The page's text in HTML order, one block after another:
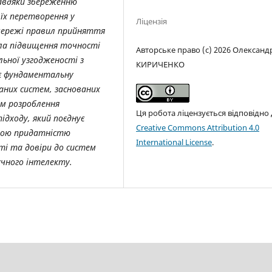
перетворення у
правил прийняття
підвищення точності
узгодженості з
фундаментальну
систем, заснованих
розроблення
який поєднує
придатністю
та довіри до систем
інтелекту.
Ліцензія
Авторське право (c) 2026
КИРИЧЕНКО
Ця робота ліцензується відповідно
Creative Commons Attribution 4.0
International License.